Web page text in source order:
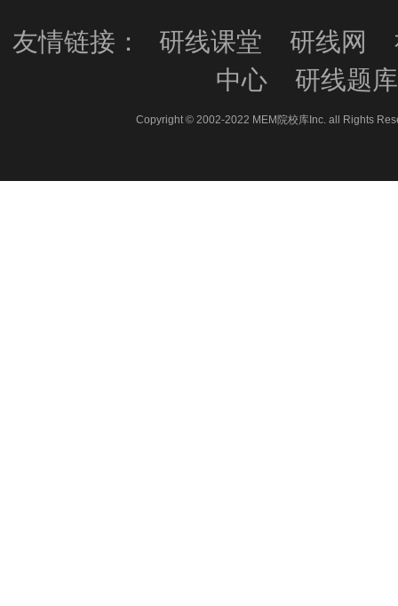
友情链接： 研线课堂 研线网
中心
研线题库
Copyright © 2002-2022 MEM院校库Inc. all Rights